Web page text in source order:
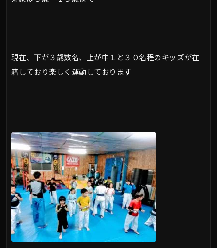
現在、下が３歳数名、上が中１と３０名程のキッズが在
籍しており楽しく運動しております